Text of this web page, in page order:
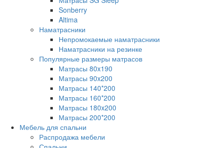
Sonberry
Altima
Наматрасники
Непромокаемые наматрасники
Наматрасники на резинке
Популярные размеры матрасов
Матрасы 80x190
Матрасы 90x200
Матрасы 140*200
Матрасы 160*200
Матрасы 180x200
Матрасы 200*200
Мебель для спальни
Распродажа мебели